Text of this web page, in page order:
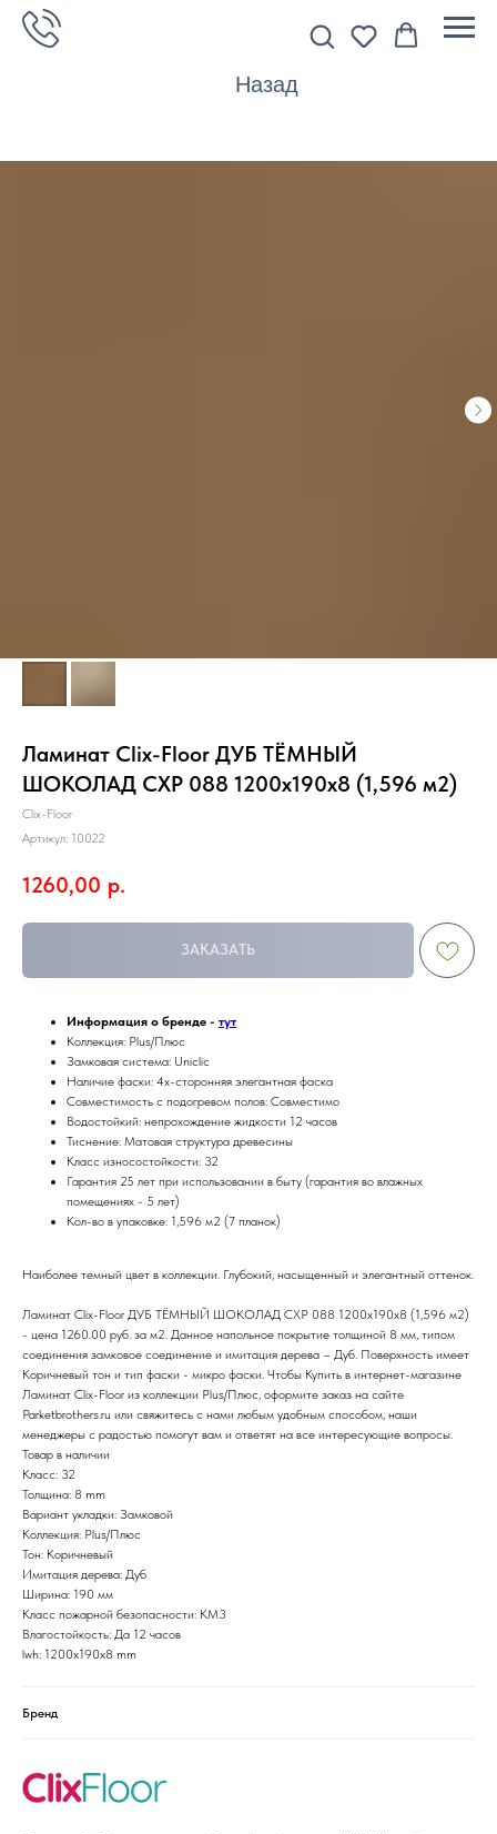
Назад
Ламинат Clix-Floor ДУБ ТЁМНЫЙ
ШОКОЛАД CXP 088 1200х190х8 (1,596 м2)
Clix-Floor
Артикул: 10022
1260,00 р.
ЗАКАЗАТЬ
Информация о бренде - тут
Коллекция: Plus/Плюс
Замковая система: Uniclic
Наличие фаски: 4х-сторонняя элегантная фаска
Совместимость с подогревом полов: Совместимо
Водостойкий: непрохождение жидкости 12 часов
Тиснение: Матовая структура древесины
Класс износостойкости: 32
Гарантия 25 лет при использовании в быту (гарантия во влажных
помещениях - 5 лет)
Кол-во в упаковке: 1,596 м2 (7 планок)
Наиболее темный цвет в коллекции. Глубокий, насыщенный и элегантный оттенок.
Ламинат Clix-Floor ДУБ ТЁМНЫЙ ШОКОЛАД CXP 088 1200х190х8 (1,596 м2)
- цена 1260.00 руб. за м2. Данное напольное покрытие толщиной 8 мм, типом
соединения замковое соединение и имитация дерева – Дуб. Поверхность имеет
Коричневый тон и тип фаски - микро фаски. Чтобы Купить в интернет-магазине
Ламинат Clix-Floor из коллекции Plus/Плюс, оформите заказ на сайте
Parketbrothers.ru или свяжитесь с нами любым удобным способом, наши
менеджеры с радостью помогут вам и ответят на все интересующие вопросы.
Товар в наличии
Класс: 32
Толщина: 8 mm
Вариант укладки: Замковой
Коллекция: Plus/Плюс
Тон: Коричневый
Имитация дерева: Дуб
Ширина: 190 мм
Класс пожарной безопасности: КМ3
Влагостойкость: Да 12 часов
lwh: 1200x190x8 mm
Бренд